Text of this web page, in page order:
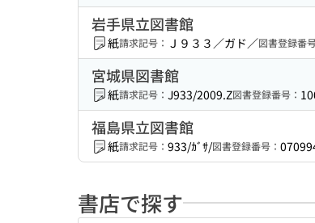
岩手県立図書館
紙請求記号： Ｊ９３３／ガド／図書登録番
宮城県図書館
紙請求記号： J933/2009.Z図書登録番号：
福島県立図書館
紙請求記号： 933/ｶﾞｻ/図書登録番号：
書店で探す